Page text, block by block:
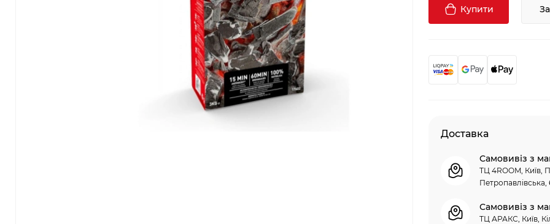
Купити
Доставка
Самовивіз з
ТЦ 4ROOM, Київ,
Петропавлівська,
Самовивіз з
ТЦ АРАКС, Київ,